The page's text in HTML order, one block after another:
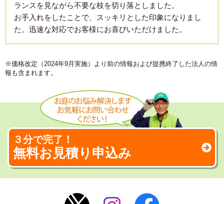
ランスを見ながら不要な枝を切り落としました。
お手入れをしたことで、スッキリとした印象になりまし
た。迅速な対応でお客様にお喜びいただけました。
※価格改定（2024年9月実施）より前の情報および提携終了した法人の情
報も含まれます。
３分で完了！
無料お見積り申込み